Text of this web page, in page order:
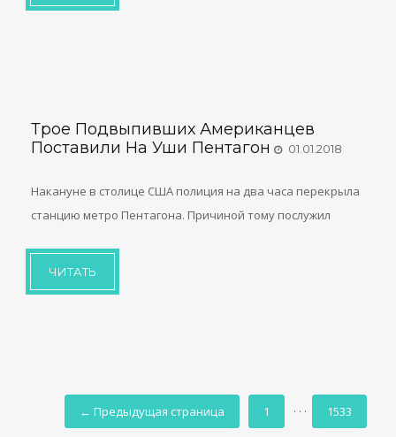
Трое Подвыпивших Американцев
Поставили На Уши Пентагон
01.01.2018
Накануне в столице США полиция на два часа перекрыла
станцию метро Пентагона. Причиной тому послужил
ЧИТАТЬ
← Предыдущая страница 1 · · · 1533